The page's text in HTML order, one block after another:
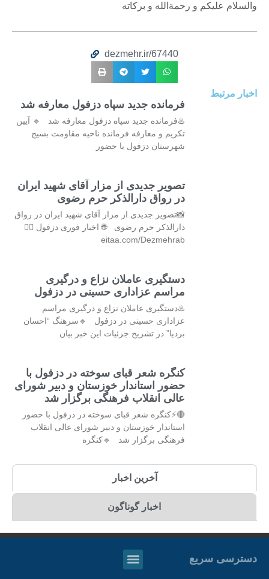
والسلام علیکم و رحمةالله و برکاته
dezmehr.ir/67440
اخبار مرتبط
فرمانده جدید سپاه دزفول معارفه شد
♨️فرمانده جدید سپاه دزفول معارفه شد 🔹 آیین
تکریم و معارفه فرمانده ناحیه مقاومت بسیج
شهرستان دزفول با حضور
تصویر جدیدی از مزار آقای شهید ایران
در رواق دارالذکر حرم رضوی
📸تصویر جدیدی از مزار آقای شهید ایران در رواق
دارالذکر حرم رضوی 🌐 اخبار فوری دزفول 👇🏻
eitaa.com/Dezmehrab
دستگیری عاملان نزاع و درگیری
مراسم عزاداری حسینی در دزفول
♨️دستگیری عاملان نزاع و درگیری مراسم
عزاداری حسینی در دزفول 🔹سرهنگ “احسان
بردیا” در تشریح جزئیات این خبر بیان
کنگره شعر قبای سوخته در دزفول با
حضور استاندار خوزستان و دبیر شورای
عالی انقلاب فرهنگی برگزار شد
🔴⚡کنگره شعر قبای سوخته در دزفول با حضور
استاندار خوزستان و دبیر شورای عالی انقلاب
فرهنگی برگزار شد 🔹کنگره
آخرین اخبار
اخبار گوناگون
دسترسی سریع